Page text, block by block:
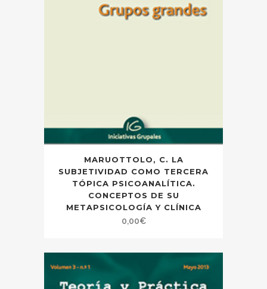
MARUOTTOLO, C. LA
SUBJETIVIDAD COMO TERCERA
TÓPICA PSICOANALÍTICA.
CONCEPTOS DE SU
METAPSICOLOGÍA Y CLÍNICA
0,00€